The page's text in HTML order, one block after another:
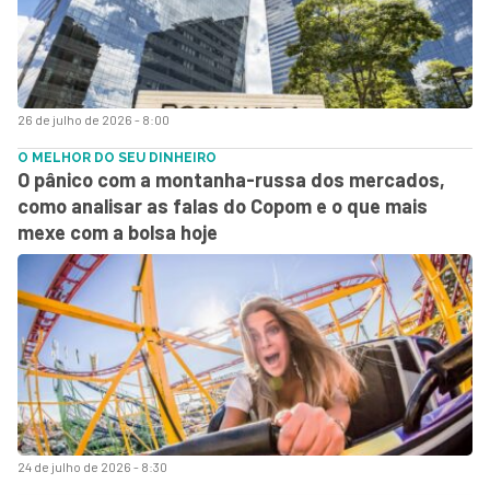
26 de julho de 2026 - 8:00
24 de julho de 2026 - 8:30
O MELHOR DO SEU DINHEIRO
O pânico com a montanha-russa dos mercados,
como analisar as falas do Copom e o que mais
mexe com a bolsa hoje